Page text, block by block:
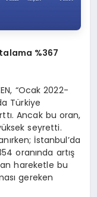
%367
“Ocak 2022-
Türkiye
Ancak bu oran,
seyretti.
İstanbul’da
oranında artış
hareketle bu
gereken